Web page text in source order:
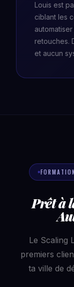
Louis est
ciblant les
retouches.
et aucun
Prêt à
Le Scaling
premiers
ta ville de